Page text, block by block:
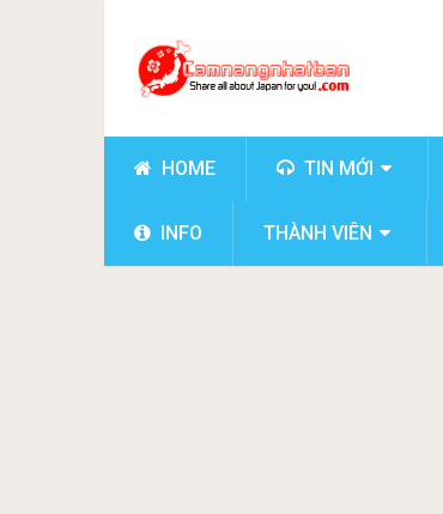
HOME TIN MỚI
INFO THÀNH VIÊN